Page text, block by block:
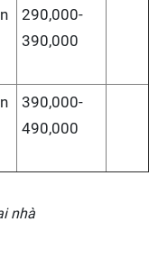
290,000-
390,000
390,000-
490,000
nhà